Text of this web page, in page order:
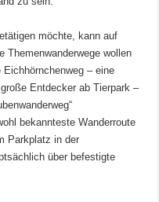
möchte, kann auf
Themenwanderwege wollen
– eine
Entdecker ab Tierpark –
bekannteste Wanderroute
Parkplatz in der
über befestigte